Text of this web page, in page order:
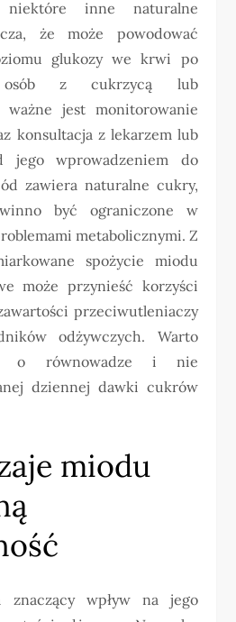
inne naturalne
że może powodować
glukozy we krwi po
osób z cukrzycą lub
ważne jest monitorowanie
konsultacja z lekarzem lub
jego wprowadzeniem do
zawiera naturalne cukry,
być ograniczone w
metabolicznymi. Z
spożycie miodu
może przynieść korzyści
przeciwutleniaczy
odżywczych. Warto
o równowadze i nie
dziennej dawki cukrów
miodu
znaczący wpływ na jego